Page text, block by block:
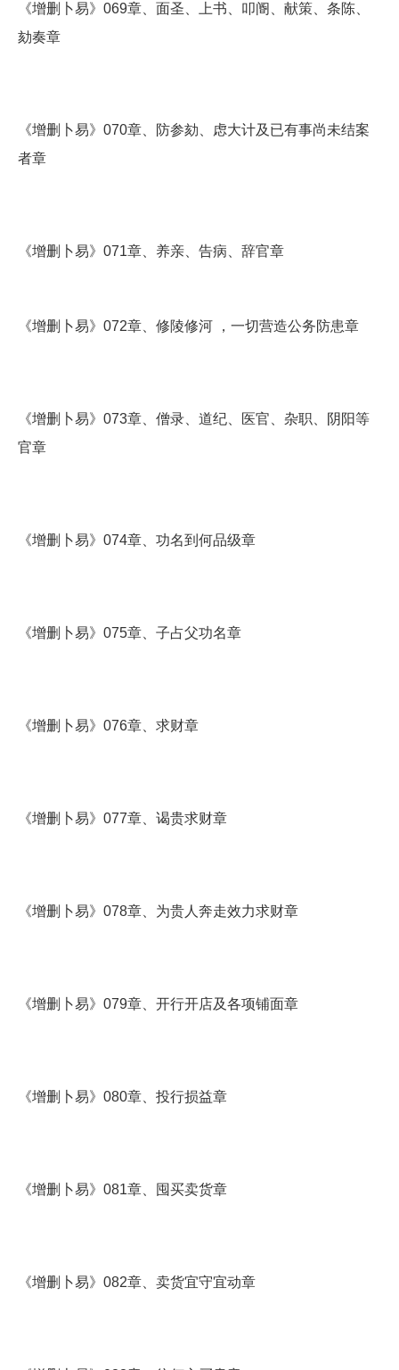
《增删卜易》069章、面圣、上书、叩阍、献策、条陈、
劾奏章
《增删卜易》070章、防参劾、虑大计及已有事尚未结案
者章
《增删卜易》071章、养亲、告病、辞官章
《增删卜易》072章、修陵修河 ，一切营造公务防患章
《增删卜易》073章、僧录、道纪、医官、杂职、阴阳等
官章
《增删卜易》074章、功名到何品级章
《增删卜易》075章、子占父功名章
《增删卜易》076章、求财章
《增删卜易》077章、谒贵求财章
《增删卜易》078章、为贵人奔走效力求财章
《增删卜易》079章、开行开店及各项铺面章
《增删卜易》080章、投行损益章
《增删卜易》081章、囤买卖货章
《增删卜易》082章、卖货宜守宜动章